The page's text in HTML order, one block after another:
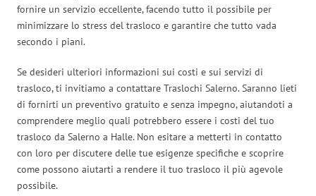
fornire un servizio eccellente, facendo tutto il possibile per
minimizzare lo stress del trasloco e garantire che tutto vada
secondo i piani.
Se desideri ulteriori informazioni sui costi e sui servizi di
trasloco, ti invitiamo a contattare Traslochi Salerno. Saranno lieti
di fornirti un preventivo gratuito e senza impegno, aiutandoti a
comprendere meglio quali potrebbero essere i costi del tuo
trasloco da Salerno a Halle. Non esitare a metterti in contatto
con loro per discutere delle tue esigenze specifiche e scoprire
come possono aiutarti a rendere il tuo trasloco il più agevole
possibile.